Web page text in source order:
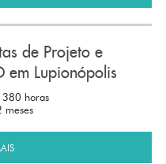
de Projeto e
em Lupionópolis
380 horas
meses